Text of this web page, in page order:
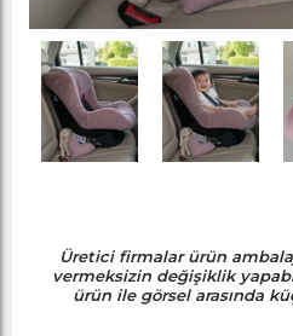
Üretici firmalar ürün
vermeksizin değişiklik
ürün ile görsel arasında